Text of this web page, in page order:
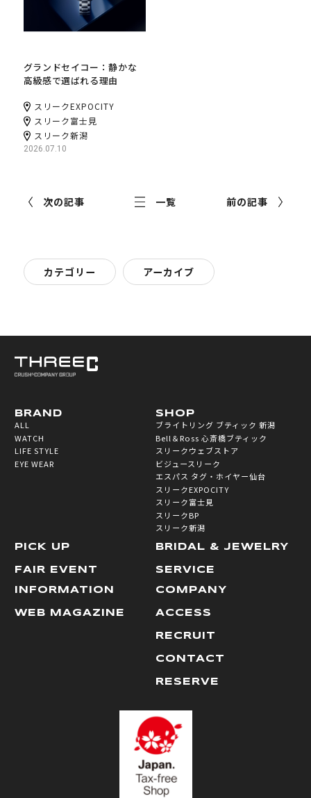
グランドセイコー：静かな
高級感で選ばれる理由
スリークEXPOCITY
スリーク富士見
スリーク新潟
2026.07.10
次の記事 一覧 前の記事
カテゴリー アーカイブ
BRAND
ALL
WATCH
LIFE STYLE
EYE WEAR
SHOP
ブライトリング ブティック 新潟
Bell＆Ross 心斎橋ブティック
スリークウェブストア
ビジュースリーク
エスパス タグ・ホイヤー仙台
スリークEXPOCITY
スリーク富士見
スリークBP
スリーク新潟
PICK UP
FAIR EVENT
INFORMATION
WEB MAGAZINE
BRIDAL & JEWELRY
SERVICE
COMPANY
ACCESS
RECRUIT
CONTACT
RESERVE